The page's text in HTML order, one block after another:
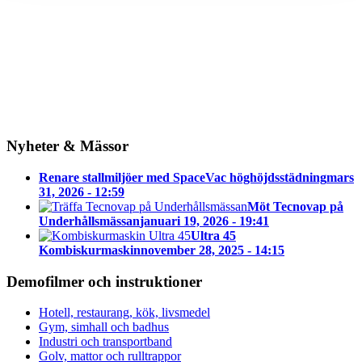
Nyheter & Mässor
Renare stallmiljöer med SpaceVac höghöjdsstädningmars
31, 2026 - 12:59
Möt Tecnovap på
Underhållsmässanjanuari 19, 2026 - 19:41
Ultra 45
Kombiskurmaskinnovember 28, 2025 - 14:15
Demofilmer och instruktioner
Hotell, restaurang, kök, livsmedel
Gym, simhall och badhus
Industri och transportband
Golv, mattor och rulltrappor